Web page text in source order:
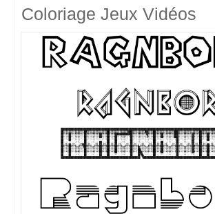
Coloriage Jeux Vidéos